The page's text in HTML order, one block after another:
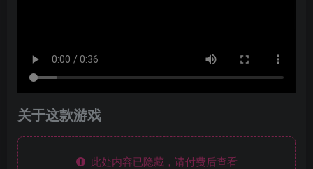
关于这款游戏
此处内容已隐藏，请付费后查看